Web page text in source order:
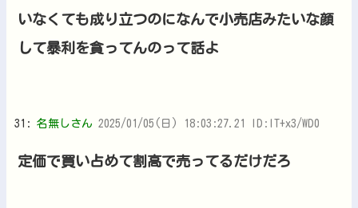
いなくても成り立つのになんで小売店みたいな顔
して暴利を貪ってんのって話よ
31: 名無しさん 2025/01/05(日) 18:03:27.21 ID:IT+x3/WD0
定価で買い占めて割高で売ってるだけだろ